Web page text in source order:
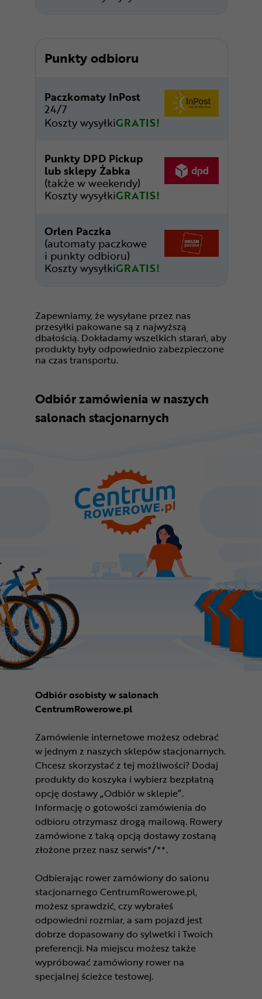
Punkty odbioru
Paczkomaty InPost
24/7
Koszty wysyłkiGRATIS!
Punkty DPD Pickup
lub sklepy Żabka
(także w weekendy)
Koszty wysyłkiGRATIS!
Orlen Paczka
(automaty paczkowe
i punkty odbioru)
Koszty wysyłkiGRATIS!
Zapewniamy, że wysyłane przez nas
przesyłki pakowane są z najwyższą
dbałością. Dokładamy wszelkich starań, aby
produkty były odpowiednio zabezpieczone
na czas transportu.
Odbiór zamówienia w naszych
salonach stacjonarnych
Odbiór osobisty w salonach
CentrumRowerowe.pl
Zamówienie internetowe możesz odebrać
w jednym z naszych sklepów stacjonarnych.
Chcesz skorzystać z tej możliwości? Dodaj
produkty do koszyka i wybierz bezpłatną
opcję dostawy „Odbiór w sklepie”.
Informację o gotowości zamówienia do
odbioru otrzymasz drogą mailową. Rowery
zamówione z taką opcją dostawy zostaną
złożone przez nasz serwis*/**.
Odbierając rower zamówiony do salonu
stacjonarnego CentrumRowerowe.pl,
możesz sprawdzić, czy wybrałeś
odpowiedni rozmiar, a sam pojazd jest
dobrze dopasowany do sylwetki i Twoich
preferencji. Na miejscu możesz także
wypróbować zamówiony rower na
specjalnej ścieżce testowej.